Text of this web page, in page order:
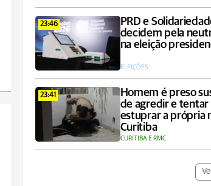
23:46
PRD e
decidem pela
na eleição
ELEIÇÕES
23:41
Homem é preso
de agredir e tentar
estuprar a própria
Curitiba
CURITIBA E RMC